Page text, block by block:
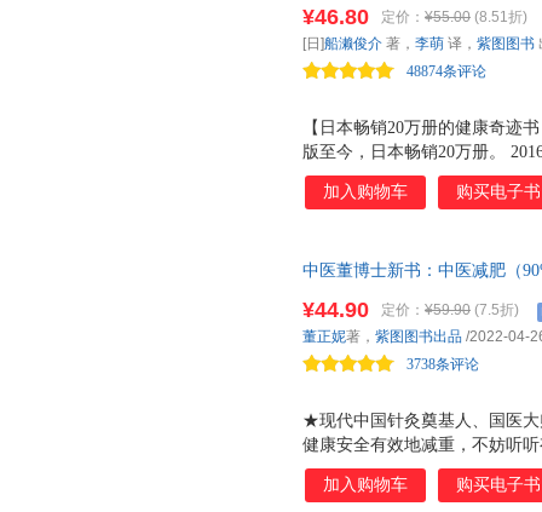
年，身体内外年轻10岁！跟着
型，不仅让你看上去年轻苗条
拥有高质量人生。
【日本畅销20万册的健康奇迹
版至今，日本畅销20万册。
与细胞自噬理论的日本科学家
脏功能、抗衰老、预防疾病等
人生。 腿细了、肚子小了、背
是最强的药！】 空腹能够帮助
少八至九成的斑点、皱纹、白
¥46.80 定价： ¥55.00 (8.51折)
48874条评论
[日]船濑俊介 著， 李萌 译， 紫图图书
加入购物车 购买电子书
中医董博士新书：中医减肥（
分三种胖胖，知道自己的肥胖
肥见效快、不反弹、不松弛。
★现代中国针灸奠基人、国医
健康安全有效地减重，不妨听
议。 ★怎么判断某个减肥的方
体重减下来后，气色是变好还
¥44.90 定价： ¥59.90 (7.5折)
3738条评论
董正妮著， 紫图图书出品 /2022-04-
加入购物车 购买电子书